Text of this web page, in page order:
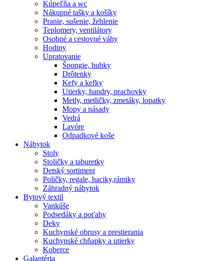
Kúpeľňa a wc
Nákupné tašky a košíky
Pranie, sušenie, žehlenie
Teplomery, ventilátory
Osobné a cestovné váhy
Hodiny
Upratovanie
Špongie, hubky
Drôtenky
Kefy a kefky
Utierky, handry, prachovky
Metly, metličky, zmetáky, lopatky
Mopy a násady
Vedrá
Lavóre
Odpadkové koše
Nábytok
Stoly
Stoličky a taburetky
Detský sortiment
Poličky, regale, haciky,rámiky
Záhradný nábytok
Bytový textil
Vankúše
Podsedáky a poťahy
Deky
Kuchynské obrusy a prestierania
Kuchynské chňapky a utierky
Koberce
Galantéria